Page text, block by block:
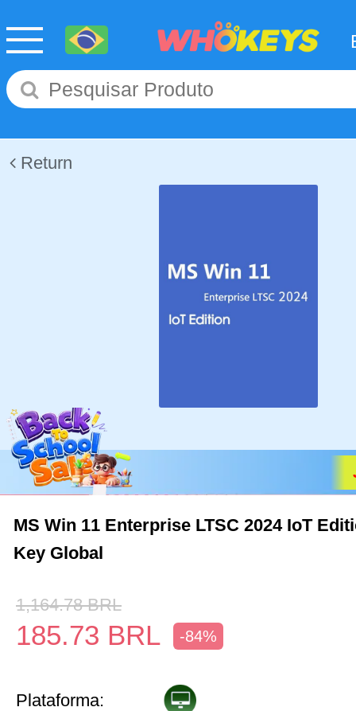
Return
MS Win 11 Enterprise LTSC 2024 IoT
Key Global
1,164.78 BRL
185.73 BRL -84%
Plataforma: